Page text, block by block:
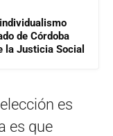
de Córdoba
la Justicia Social
es
es que